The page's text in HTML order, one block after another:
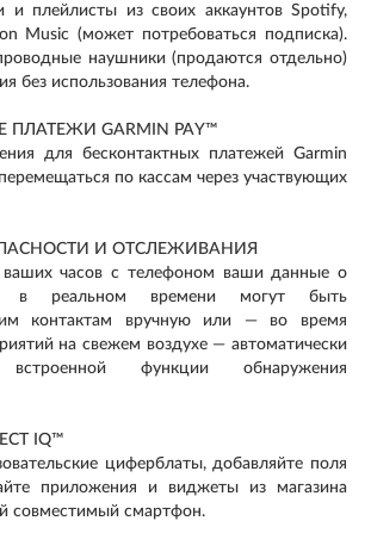
и плейлисты из своих аккаунтов Spotify,
Music (может потребоваться подписка).
наушники (продаются отдельно)
без использования телефона.
ПЛАТЕЖИ GARMIN PAY™
для бесконтактных платежей Garmin
по кассам через участвующих
И ОТСЛЕЖИВАНИЯ
часов с телефоном ваши данные о
в реальном времени могут быть
контактам вручную или — во время
на свежем воздухе — автоматически
функции обнаружения
IQ™
циферблаты, добавляйте поля
приложения и виджеты из магазина
совместимый смартфон.